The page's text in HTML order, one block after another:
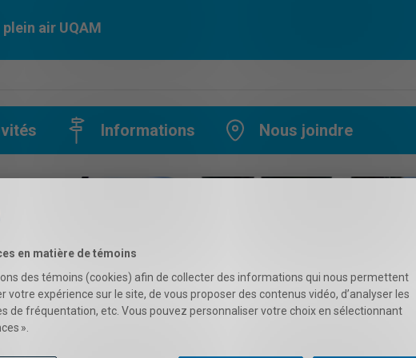
air UQAM
Informations Nous joindre
en matière de témoins
des témoins (cookies) afin de collecter des informations qui nous permettent
votre expérience sur le site, de vous proposer des contenus vidéo, d’analyser les
de fréquentation, etc. Vous pouvez personnaliser votre choix en sélectionnant
».